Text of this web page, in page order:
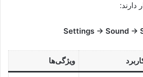
دارند:
Settings → Sound →
ویژگی‌ها